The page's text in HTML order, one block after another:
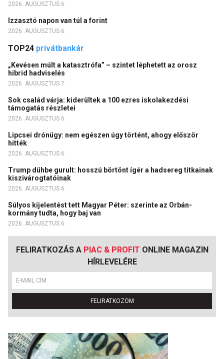
2026. AUGUSZTUS 6.
Izzasztó napon van túl a forint
2026. AUGUSZTUS 6.
TOP24 privátbankár
„Kevésen múlt a katasztrófa” – szintet léphetett az orosz
hibrid hadviselés
2026. AUGUSZTUS 7.
Sok család várja: kiderültek a 100 ezres iskolakezdési
támogatás részletei
2026. AUGUSZTUS 6.
Lipcsei drónügy: nem egészen úgy történt, ahogy először
hitték
2026. AUGUSZTUS 6.
Trump dühbe gurult: hosszú börtönt ígér a hadsereg titkainak
kiszivárogtatóinak
2026. AUGUSZTUS 6.
Súlyos kijelentést tett Magyar Péter: szerinte az Orbán-
kormány tudta, hogy baj van
2026. AUGUSZTUS 6.
FELIRATKOZÁS A PIAC & PROFIT ONLINE MAGAZIN
HÍRLEVELÉRE
FELIRATKOZOM